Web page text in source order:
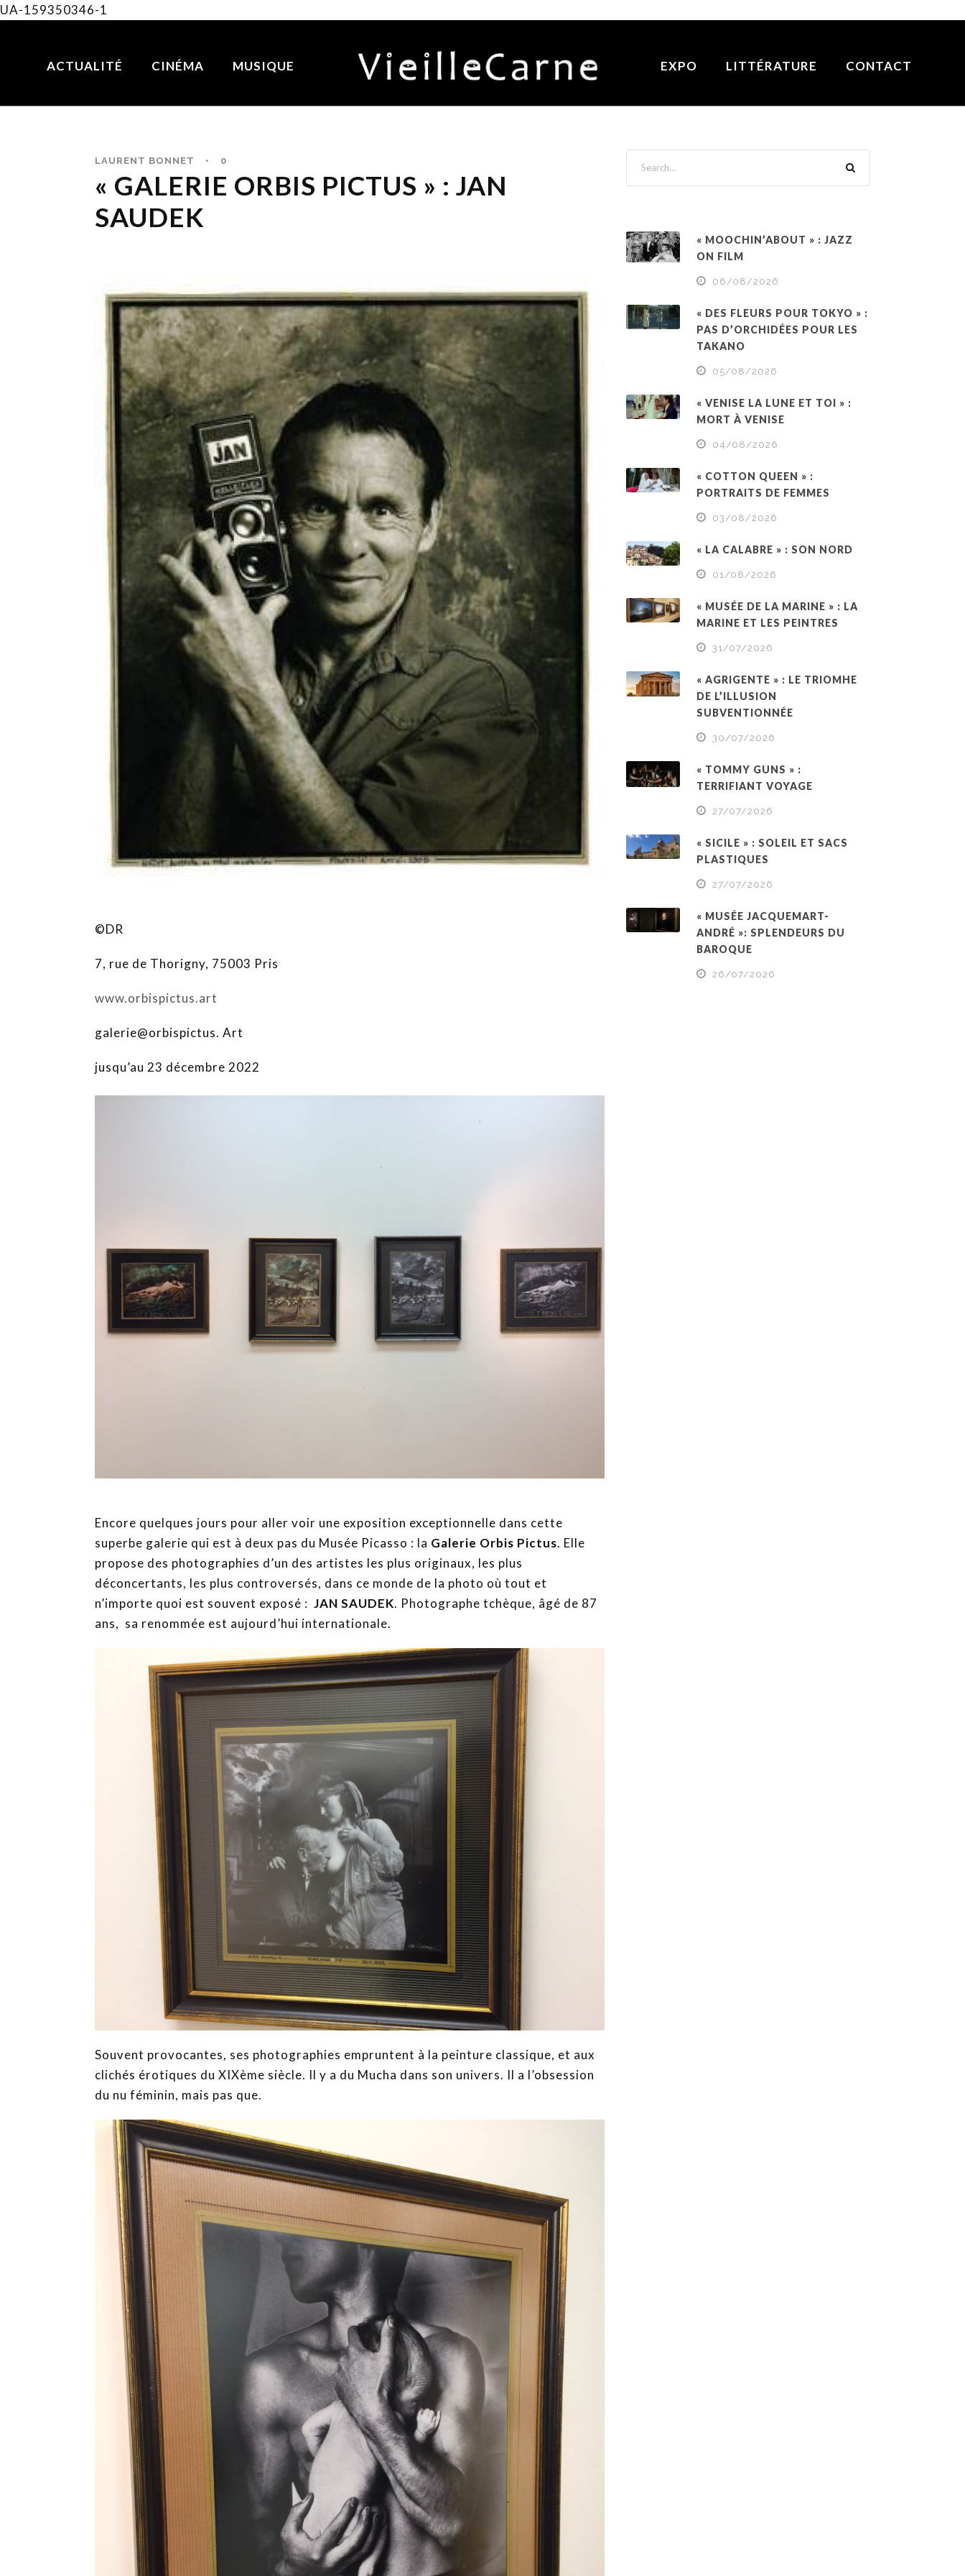
UA-159350346-1
ACTUALITÉ CINÉMA MUSIQUE EXPO LITTÉRATURE CONTACT
LAURENT BONNET • 0
« GALERIE ORBIS PICTUS » : JAN
SAUDEK
©DR
7, rue de Thorigny, 75003 Pris
www.orbispictus.art
galerie@orbispictus. Art
jusqu’au 23 décembre 2022
Encore quelques jours pour aller voir une exposition exceptionnelle dans cette
superbe galerie qui est à deux pas du Musée Picasso : la Galerie Orbis Pictus. Elle
propose des photographies d’un des artistes les plus originaux, les plus
déconcertants, les plus controversés, dans ce monde de la photo où tout et
n’importe quoi est souvent exposé : JAN SAUDEK. Photographe tchèque, âgé de 87
ans, sa renommée est aujourd’hui internationale.
Souvent provocantes, ses photographies empruntent à la peinture classique, et aux
clichés érotiques du XIXème siècle. Il y a du Mucha dans son univers. Il a l’obsession
du nu féminin, mais pas que.
« MOOCHIN’ABOUT » : JAZZ
ON FILM
06/08/2026
« DES FLEURS POUR TOKYO » :
PAS D’ORCHIDÉES POUR LES
TAKANO
05/08/2026
« VENISE LA LUNE ET TOI » :
MORT À VENISE
04/08/2026
« COTTON QUEEN » :
PORTRAITS DE FEMMES
03/08/2026
« LA CALABRE » : SON NORD
01/08/2026
« MUSÉE DE LA MARINE » : LA
MARINE ET LES PEINTRES
31/07/2026
« AGRIGENTE » : LE TRIOMHE
DE L’ILLUSION
SUBVENTIONNÉE
30/07/2026
« TOMMY GUNS » :
TERRIFIANT VOYAGE
27/07/2026
« SICILE » : SOLEIL ET SACS
PLASTIQUES
27/07/2026
« MUSÉE JACQUEMART-
ANDRÉ »: SPLENDEURS DU
BAROQUE
26/07/2026